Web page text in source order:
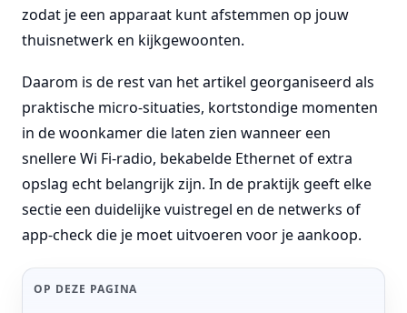
zodat je een apparaat kunt afstemmen op jouw
thuisnetwerk en kijkgewoonten.
Daarom is de rest van het artikel georganiseerd als
praktische micro-situaties, kortstondige momenten
in de woonkamer die laten zien wanneer een
snellere Wi Fi-radio, bekabelde Ethernet of extra
opslag echt belangrijk zijn. In de praktijk geeft elke
sectie een duidelijke vuistregel en de netwerks of
app-check die je moet uitvoeren voor je aankoop.
OP DEZE PAGINA